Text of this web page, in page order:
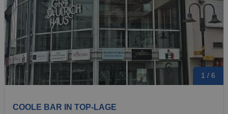
1 / 6
COOLE BAR IN TOP-LAGE